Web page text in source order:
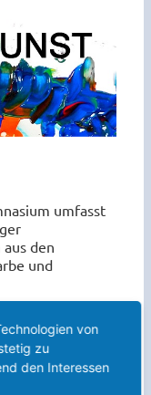
umfasst
den
und
Arbeiten.
Wettbewerben
und
von
zu
den Interessen